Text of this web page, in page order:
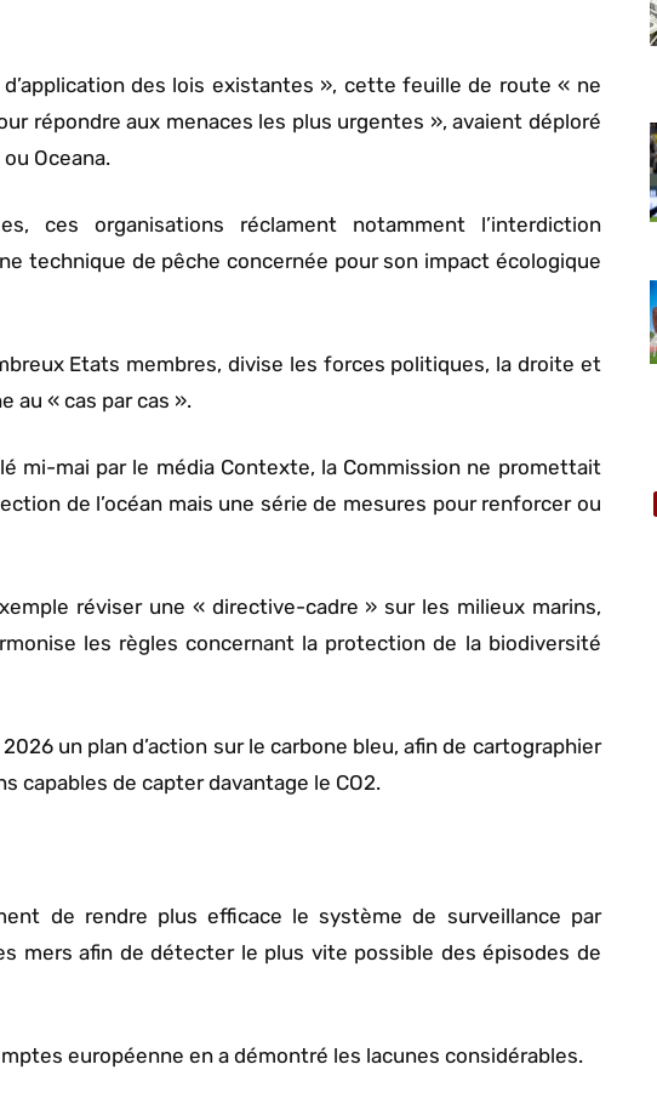
des lois existantes », cette feuille de route « ne
répondre aux menaces les plus urgentes », avaient déploré
Oceana.
ces organisations réclament notamment l’interdiction
technique de pêche concernée pour son impact écologique
Etats membres, divise les forces politiques, la droite et
au « cas par cas ».
mi-mai par le média Contexte, la Commission ne promettait
de l’océan mais une série de mesures pour renforcer ou
réviser une « directive-cadre » sur les milieux marins,
les règles concernant la protection de la biodiversité
un plan d’action sur le carbone bleu, afin de cartographier
capables de capter davantage le CO2.
de rendre plus efficace le système de surveillance par
mers afin de détecter le plus vite possible des épisodes de
européenne en a démontré les lacunes considérables.